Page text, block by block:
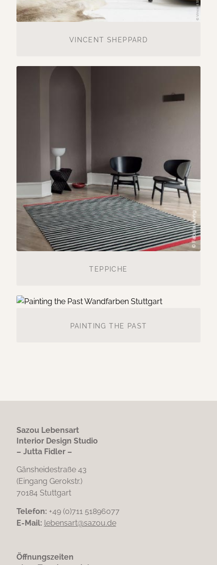
VINCENT SHEPPARD
TEPPICHE
PAINTING THE PAST
Sazou Lebensart
Interior Design Studio
– Jutta Fidler –
Gänsheidestraße 43
(Eingang Gerokstr.)
70184 Stuttgart
Telefon: +49 (0)711 51896077
E-Mail: lebensart@sazou.de
Öffnungszeiten